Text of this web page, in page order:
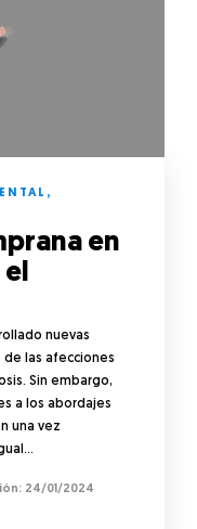
,
en
el
nuevas
las afecciones
Sin embargo,
a los abordajes
una vez
24/01/2024